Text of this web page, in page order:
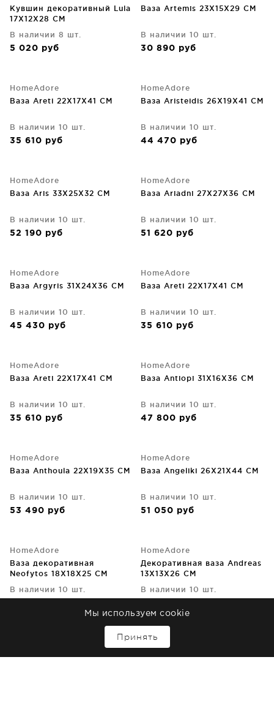
Кувшин декоративный Lula
17X12X28 CM
В наличии 8 шт.
5 020 руб
Ваза Artemis 23X15X29 CM
В наличии 10 шт.
30 890 руб
HomeAdore
Ваза Areti 22X17X41 CM
В наличии 10 шт.
35 610 руб
HomeAdore
Ваза Aristeidis 26X19X41 CM
В наличии 10 шт.
44 470 руб
HomeAdore
Ваза Aris 33X25X32 CM
В наличии 10 шт.
52 190 руб
HomeAdore
Ваза Ariadni 27X27X36 CM
В наличии 10 шт.
51 620 руб
HomeAdore
Ваза Argyris 31X24X36 CM
В наличии 10 шт.
45 430 руб
HomeAdore
Ваза Areti 22X17X41 CM
В наличии 10 шт.
35 610 руб
HomeAdore
Ваза Areti 22X17X41 CM
В наличии 10 шт.
35 610 руб
HomeAdore
Ваза Antiopi 31X16X36 CM
В наличии 10 шт.
47 800 руб
HomeAdore
Ваза Anthoula 22X19X35 CM
В наличии 10 шт.
53 490 руб
HomeAdore
Ваза Angeliki 26X21X44 CM
В наличии 10 шт.
51 050 руб
HomeAdore
Ваза декоративная
Neofytos 18X18X25 CM
В наличии 10 шт.
HomeAdore
Декоративная ваза Andreas
13X13X26 CM
В наличии 10 шт.
Чайник декоративный
HomeAdore
Кувшин декоративный
Мы используем cookie
Принять